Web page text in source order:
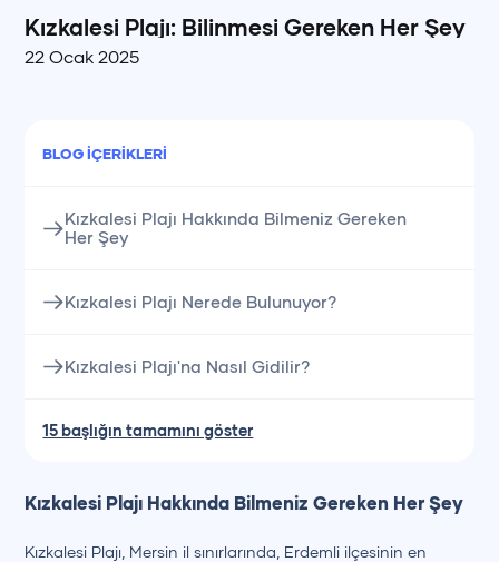
Kızkalesi Plajı: Bilinmesi Gereken Her Şey
22 Ocak 2025
BLOG İÇERIKLERI
Kızkalesi Plajı Hakkında Bilmeniz Gereken
Her Şey
Kızkalesi Plajı Nerede Bulunuyor?
Kızkalesi Plajı'na Nasıl Gidilir?
15 başlığın tamamını göster
Kızkalesi Plajı Hakkında Bilmeniz Gereken Her Şey
Kızkalesi Plajı, Mersin il sınırlarında, Erdemli ilçesinin en